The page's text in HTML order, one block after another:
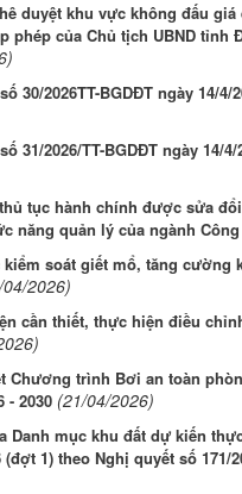
duyệt khu vực không đấu
phép của Chủ tịch UBND tỉnh
30/2026TT-BGDĐT ngày 14/
31/2026/TT-BGDĐT ngày 14/
tục hành chính được sửa
năng quản lý của ngành
kiểm soát giết mổ, tăng
2026)
cần thiết, thực hiện điều
Chương trình Bơi an toàn
- 2030 (21/04/2026)
Danh mục khu đất dự kiến
1) theo Nghị quyết số 171/